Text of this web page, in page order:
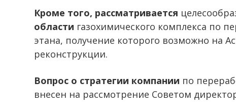
Кроме того, рассматривается
области газохимического комплекса по
этана, получение которого возможно на
реконструкции.
Вопрос о стратегии компании по
внесен на рассмотрение Советом